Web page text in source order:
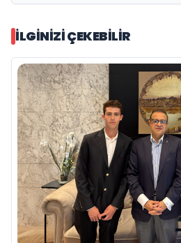
İLGINIZI ÇEKEBILIR